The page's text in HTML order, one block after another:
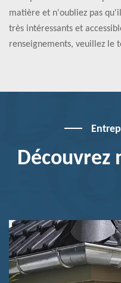
matière et n'oubliez pas
très intéressants et
renseignements, veuillez le
Découvrez